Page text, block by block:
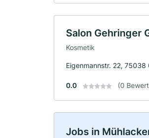
Salon Gehringer
Kosmetik
Eigenmannstr. 22,
0.0 (0
Jobs in